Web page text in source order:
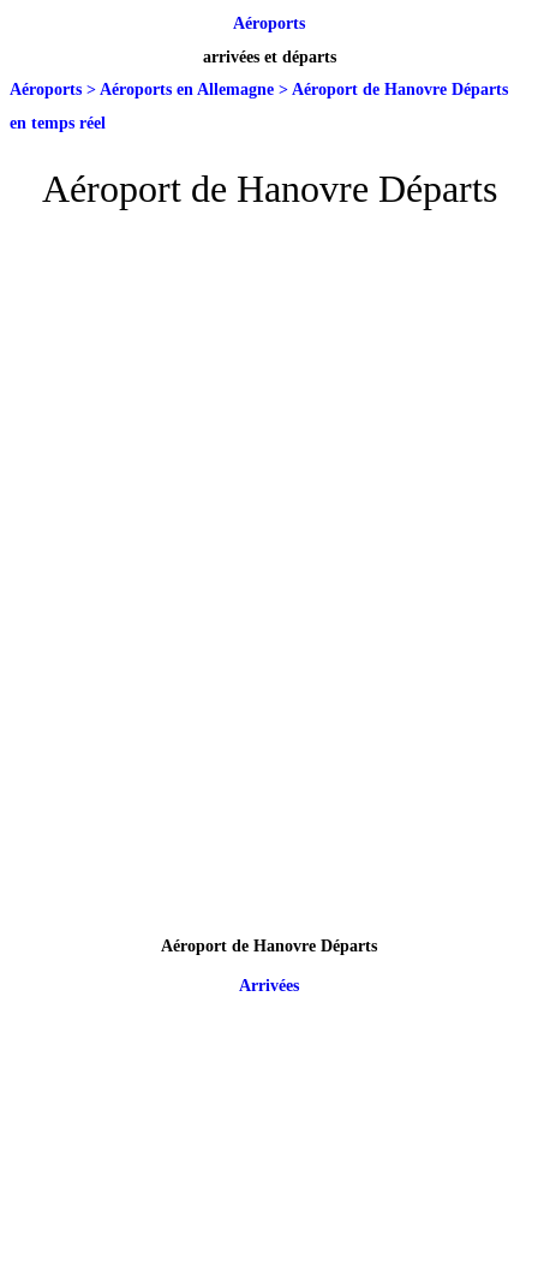
Aéroports
arrivées et départs
Aéroports > Aéroports en Allemagne > Aéroport de Hanovre Départs
en temps réel
Aéroport de Hanovre Départs
Aéroport de Hanovre Départs
Arrivées